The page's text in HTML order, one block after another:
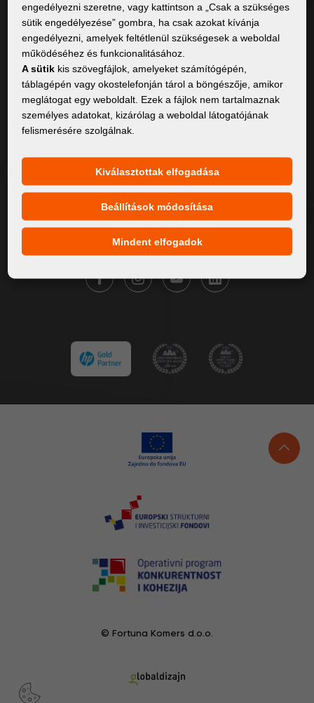
Adatvédelmi irányelvek
Sütiszabályzat
TARTALOM
Rólunk
Termékek
Márkáink
Kapcsolat
KÖVESSE A FORTUNA DIGITAL GROUP
© Fortuna Komers d.o.o.
engedélyezni szeretne, vagy kattintson a „Csak a szükséges
sütik engedélyezése” gombra, ha csak azokat kívánja
engedélyezni, amelyek feltétlenül szükségesek a weboldal
működéséhez és funkcionalitásához.
A sütik kis szövegfájlok, amelyeket számítógépén,
táblagépén vagy okostelefonján tárol a böngészője, amikor
meglátogat egy weboldalt. Ezek a fájlok nem tartalmaznak
személyes adatokat, kizárólag a weboldal látogatójának
felismerésére szolgálnak.
Kiválasztottak elfogadása
Beállítások módosítása
Mindent elfogadok